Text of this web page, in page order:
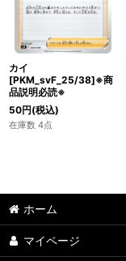
カイ
[PKM_svF_25/38]※商
品説明必読※
50円(税込)
在庫数 4点
ホーム
マイページ